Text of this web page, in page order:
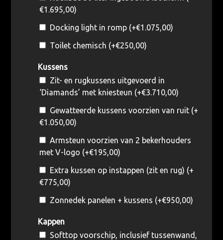
€1.695,00)
Docking light in romp (+€1.075,00)
Toilet chemisch (+€250,00)
Kussens
Zit- en rugkussens uitgevoerd in
‘Diamands’ met kniesteun (+€3.710,00)
Gewatteerde kussens voorzien van ruit (+
€1.050,00)
Armsteun voorzien van 2 bekerhouders
met V-logo (+€195,00)
Extra kussen op instappen (zit en rug) (+
€775,00)
Zonnedek panelen + kussens (+€950,00)
Kappen
Softtop voorschip, inclusief tussenwand,